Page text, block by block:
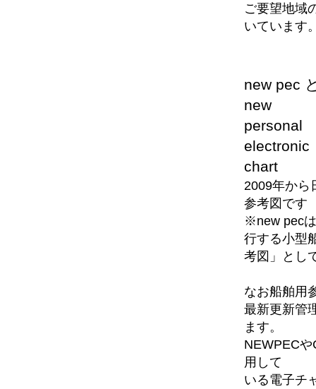
ご要望地域
いています
new pec
new
personal
electronic
chart
2009年から
参考図です
※new pec
行する小型
考図」とし
なお船舶用
最新更新管
ます。
NEWPEC
用して
いる電子チ